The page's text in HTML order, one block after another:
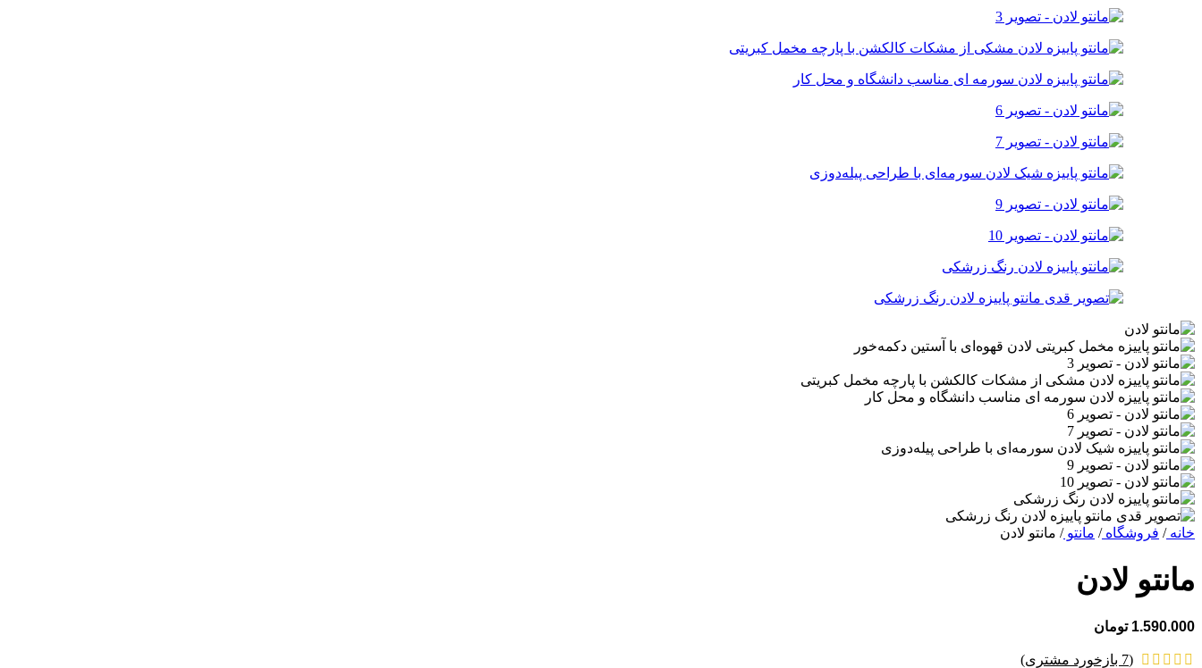
خانه/ فروشگاه/ مانتو/ مانتو لادن
مانتو لادن
1.590.000 تومان
(
7 بازخورد مشتری)